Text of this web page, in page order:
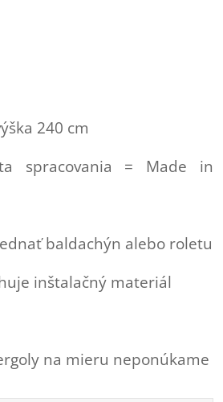
240 cm
spracovania = Made in
baldachýn alebo roletu
inštalačný materiál
na mieru neponúkame